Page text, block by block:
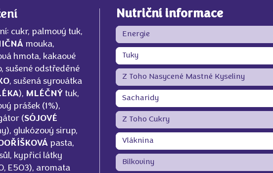
cukr, palmový tuk,
mouka,
hmota, kakaové
sušené odstředěné
, sušená syrovátka
), MLÉČNÝ tuk,
prášek (1%),
(SÓJOVÉ
glukózový sirup,
pasta,
kypřicí látky
E503), aromata
Nutriční informace
Energie
Tuky
Z Toho Nasycené Mastné Kyseliny
Sacharidy
Z Toho Cukry
Vláknina
Bílkoviny